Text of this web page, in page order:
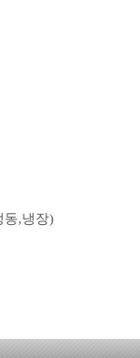
동,냉장)